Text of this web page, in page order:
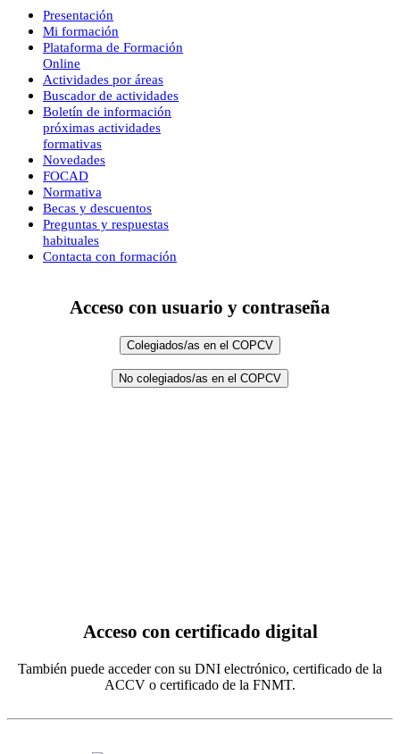
Presentación
Mi formación
Plataforma de Formación
Online
Actividades por áreas
Buscador de actividades
Boletín de información
próximas actividades
formativas
Novedades
FOCAD
Normativa
Becas y descuentos
Preguntas y respuestas
habituales
Contacta con formación
Acceso con usuario y contraseña
Colegiados/as en el COPCV
No colegiados/as en el COPCV
Acceso con certificado digital
También puede acceder con su DNI electrónico, certificado de la
ACCV o certificado de la FNMT.